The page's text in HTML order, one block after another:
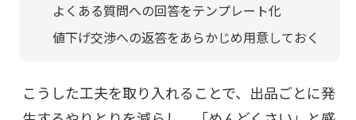
よくある質問への回答をテンプレート化
値下げ交渉への返答をあらかじめ用意しておく
こうした工夫を取り入れることで、出品ごとに発